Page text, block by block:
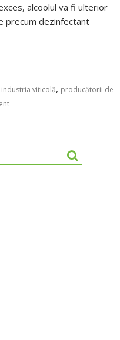
alcoolul va fi ulterior
precum dezinfectant
industria viticolă, producătorii de